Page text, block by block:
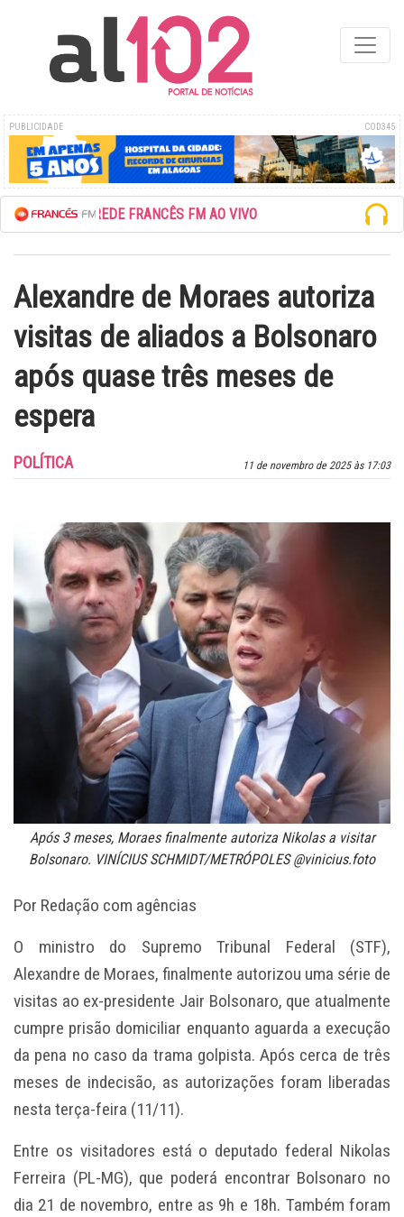
PUBLICIDADE COD345
ESCUTE A REDE FRANCÊS FM AO VIVO
Alexandre de Moraes autoriza
visitas de aliados a Bolsonaro
após quase três meses de
espera
11 de novembro de 2025 às 17:03
POLÍTICA
Após 3 meses, Moraes finalmente autoriza Nikolas a visitar
Bolsonaro. VINÍCIUS SCHMIDT/METRÓPOLES @vinicius.foto
Por Redação com agências
O ministro do Supremo Tribunal Federal (STF),
Alexandre de Moraes, finalmente autorizou uma série de
visitas ao ex-presidente Jair Bolsonaro, que atualmente
cumpre prisão domiciliar enquanto aguarda a execução
da pena no caso da trama golpista. Após cerca de três
meses de indecisão, as autorizações foram liberadas
nesta terça-feira (11/11).
Entre os visitadores está o deputado federal Nikolas
Ferreira (PL-MG), que poderá encontrar Bolsonaro no
dia 21 de novembro, entre as 9h e 18h. Também foram